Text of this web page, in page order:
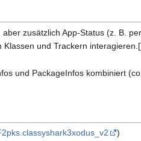
zusätzlich App-Status (z. B.
Klassen und Trackern
und PackageInfos kombiniert
)